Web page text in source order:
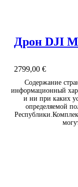
Дрон DJI
2799,00 €
Содержание
информационный
и ни при каких
определяемой